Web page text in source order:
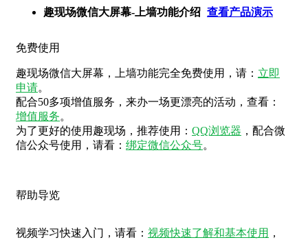
趣现场微信大屏幕-上墙功能介绍 查看产品演示
免费使用
趣现场微信大屏幕，上墙功能完全免费使用，请： 立即
申请。
配合50多项增值服务，来办一场更漂亮的活动，查看：
增值服务。
为了更好的使用趣现场，推荐使用： QQ浏览器 ，配合微
信公众号使用，请看： 绑定微信公众号。
帮助导览
视频学习快速入门，请看： 视频快速了解和基本使用 ，